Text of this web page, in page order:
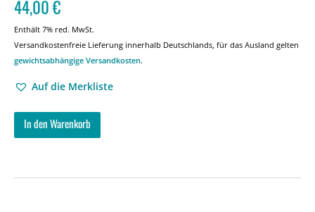
44,00€
Enthält 7% red. MwSt.
Versandkostenfreie Lieferung innerhalb Deutschlands, für das Ausland gelten
gewichtsabhängige Versandkosten.
Auf die Merkliste
In den Warenkorb